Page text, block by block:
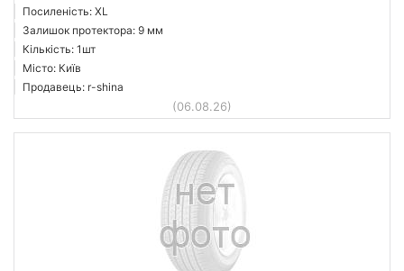
Посиленість: XL
Залишок протектора: 9 мм
Кількість: 1шт
Місто: Київ
Продавець: r-shina
(06.08.26)
Continental
Cordiant
Doublestar